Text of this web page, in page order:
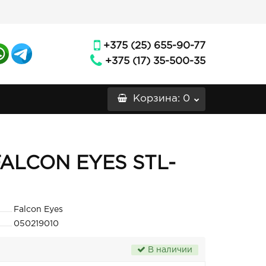
+375 (25) 655-90-77
+375 (17) 35-500-35
Корзина: 0
EYES STL-
Falcon Eyes
050219010
В наличии